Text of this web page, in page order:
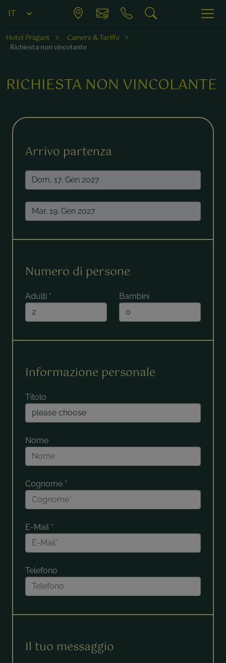
Hotel Prägant
Camere & Tariffe
Richiesta non vincolante
RICHIESTA NON VINCOLANTE
Arrivo partenza
Numero di persone
Adulti * Bambini
Informazione personale
Titolo
Nome
Cognome *
E-Mail *
Telefono
Il tuo messaggio